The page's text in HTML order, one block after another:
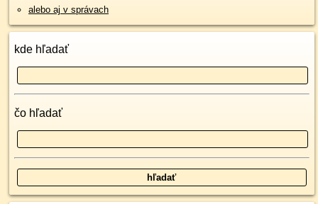
alebo aj v správach
kde hľadať
čo hľadať